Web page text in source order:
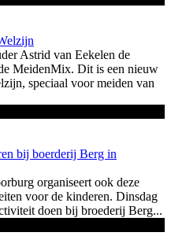
Astrid van Eekelen de
MeidenMix. Dit is een nieuw
speciaal voor meiden van
bij boerderij Berg in
organiseert ook deze
voor de kinderen. Dinsdag
doen bij broederij Berg...